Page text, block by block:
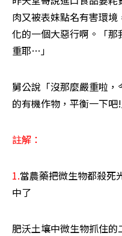
肉又被表妹點名有害環
化的一個大惡行啊。「
重耶…」
舅公說「沒那麼嚴重啦
的有機作物，平衡一下吧!
註解：
1.當農藥把微生物都殺死
中了
肥沃土壤中微生物抓住